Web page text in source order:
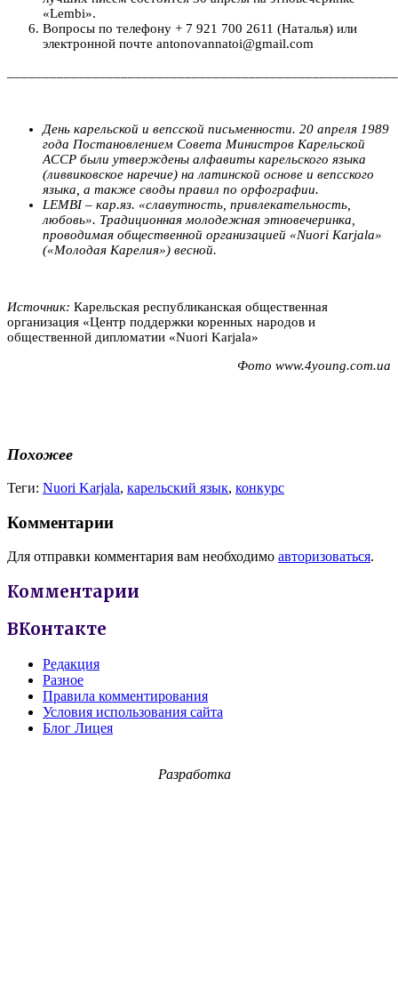
«Lembi».
Вопросы по телефону + 7 921 700 2611 (Наталья) или
электронной почте antonovannatoi@gmail.com
День карельской и вепсской письменности. 20 апреля 1989
года Постановлением Совета Министров Карельской
АССР были утверждены алфавиты карельского языка
(ливвиковское наречие) на латинской основе и вепсского
языка, а также своды правил по орфографии.
LEMBI– кар.яз. «славутность, привлекательность,
любовь». Традиционная молодежная этновечеринка,
проводимая общественной организацией «Nuori Karjala»
(«Молодая Карелия») весной.
Источник: Карельская республиканская общественная
организация «Центр поддержки коренных народов и
общественной дипломатии «Nuori Karjala»
Фото www.4young.com.ua
Похожее
Теги: Nuori Karjala, карельский язык, конкурс
Комментарии
Для отправки комментария вам необходимо авторизоваться.
Комментарии
ВКонтакте
Редакция
Разное
Правила комментирования
Условия использования сайта
Блог Лицея
Разработка